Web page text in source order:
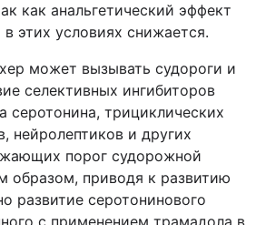
как анальгетический эффект
в этих условиях снижается.
может вызывать судороги и
селективных ингибиторов
серотонина, трициклических
нейролептиков и других
порог судорожной
образом, приводя к развитию
развитие серотонинового
с применением трамадола в